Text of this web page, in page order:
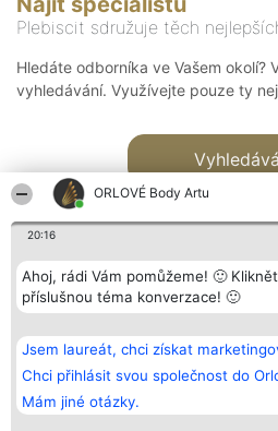
ORLOVÉ Body Artu
20:16
Ahoj, rádi Vám pomůžeme! 🙂
příslušnou téma konverzace! 🙂
Jsem laureát, chci získat
Chci přihlásit svou společnost do
Mám jiné otázky.
Plebiscit sdružuje těch
Hledáte odborníka ve Vašem okolí?
vyhledávání. Využívejte pouze ty
Bright Side Solutions sp. z o.
o. sp. k.
ul. Ruska 22
Wrocław 50-079
KRS 0000749100 | Regon
381313360 | NIP 8943132676
Vítězové
Seznam
laureátů
Zásady
Zásady